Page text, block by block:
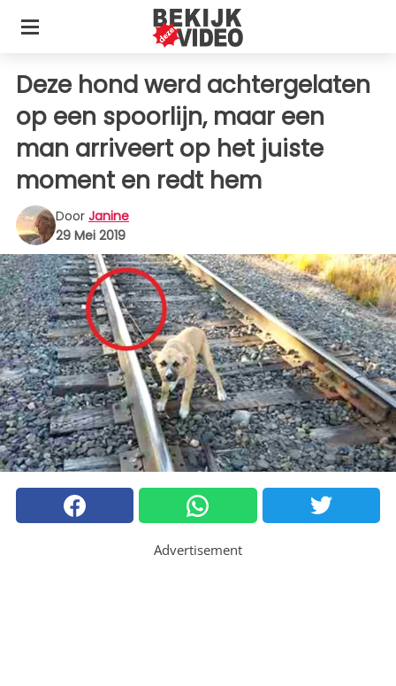
Deze hond werd achtergelaten
op een spoorlijn, maar een
man arriveert op het juiste
moment en redt hem
Door Janine
29 Mei 2019
Advertisement